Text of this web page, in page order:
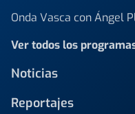
Onda Vasca con Ángel
Ver todos los
Noticias
Reportajes